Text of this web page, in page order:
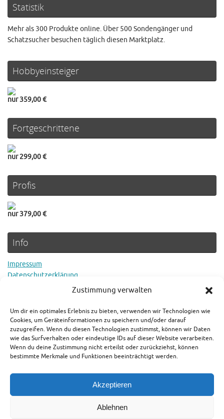
Zustimmung verwalten
Um dir ein optimales Erlebnis zu bieten, verwenden wir Technologien wie
Cookies, um Geräteinformationen zu speichern und/oder darauf
zuzugreifen. Wenn du diesen Technologien zustimmst, können wir Daten
wie das Surfverhalten oder eindeutige IDs auf dieser Website verarbeiten.
Wenn du deine Zustimmung nicht erteilst oder zurückziehst, können
bestimmte Merkmale und Funktionen beeinträchtigt werden.
Akzeptieren
Ablehnen
Statistik
Mehr als 300 Produkte online. Über 500 Sondengänger und
Schatzsucher besuchen täglich diesen Marktplatz.
Hobbyeinsteiger
nur 359,00 €
Fortgeschrittene
nur 299,00 €
Profis
nur 379,00 €
Info
Impressum
Datenschutzerklärung
Rechtlicher Hinweis
Es gilt der aktuelle Preis in den jeweiligen Shops. Als Amazon-
Partner verdienen wir an qualifizierten Verkäufen.
Wir wünschen Ihnen viel Freude bei der Schatzsuche und allzeit